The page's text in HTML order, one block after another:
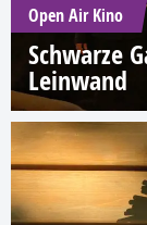
Open Air Kino
Schwarze
Leinwand